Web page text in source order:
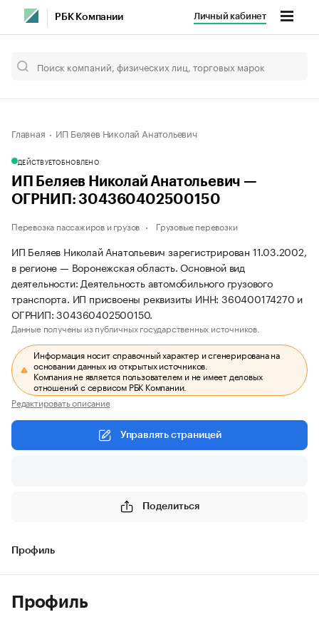
РБК Компании Личный кабинет
Главная ИП Беляев Николай Анатольевич
ДЕЙСТВУЕТОБНОВЛЕНО
ИП Беляев Николай Анатольевич —
ОГРНИП: 304360402500150
Перевозка пассажиров и грузов Грузовые перевозки
ИП Беляев Николай Анатольевич зарегистрирован 11.03.2002,
в регионе — Воронежская область. Основной вид
деятельности: Деятельность автомобильного грузового
транспорта. ИП присвоены реквизиты ИНН: 360400174270 и
ОГРНИП: 304360402500150.
Данные получены из публичных государственных источников.
Информация носит справочный характер и сгенерирована на
основании данных из открытых источников.
Компания не является пользователем и не имеет деловых
отношений с сервисом РБК Компании.
Редактировать описание
Управлять страницей
Поделиться
Профиль
Профиль